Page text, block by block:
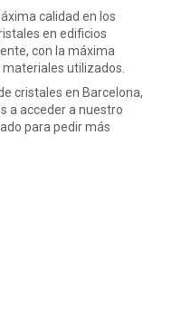
calidad en los
en edificios
con la máxima
materiales utilizados.
cristales en Barcelona,
a acceder a nuestro
para pedir más